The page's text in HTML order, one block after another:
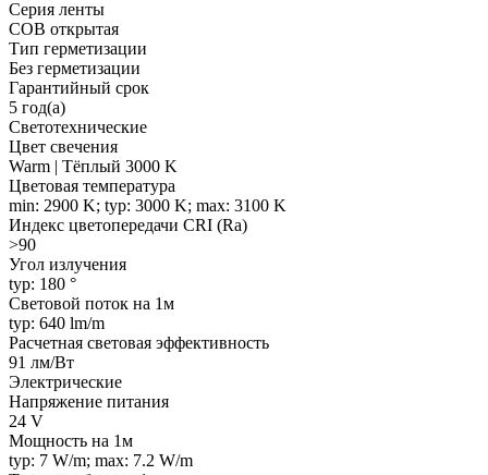
Серия ленты
COB открытая
Тип герметизации
Без герметизации
Гарантийный срок
5 год(а)
Светотехнические
Цвет свечения
Warm | Тёплый 3000 K
Цветовая температура
min: 2900 K; typ: 3000 K; max: 3100 K
Индекс цветопередачи CRI (Ra)
>90
Угол излучения
typ: 180 °
Световой поток на 1м
typ: 640 lm/m
Расчетная световая эффективность
91 лм/Вт
Электрические
Напряжение питания
24 V
Мощность на 1м
typ: 7 W/m; max: 7.2 W/m